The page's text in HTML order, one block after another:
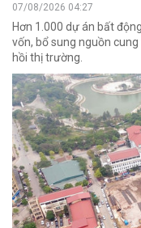
07/08/2026 04:27
Hơn 1.000 dự án bất
vốn, bổ sung nguồn
hồi thị trường.